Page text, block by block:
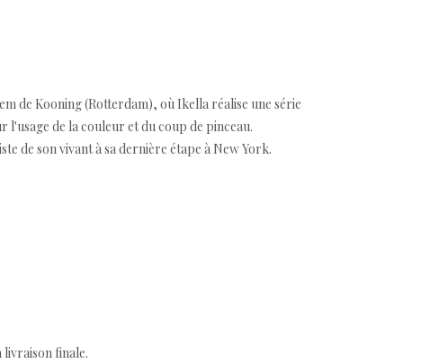
de Kooning (Rotterdam), où Ikella réalise une série
l'usage de la couleur et du coup de pinceau.
de son vivant à sa dernière étape à New York.
livraison finale.